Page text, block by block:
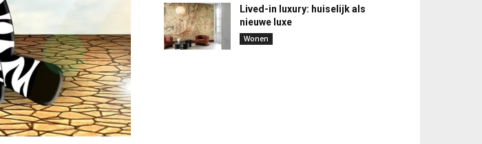
Lived-in luxury: huiselijk als
nieuwe luxe
Wonen